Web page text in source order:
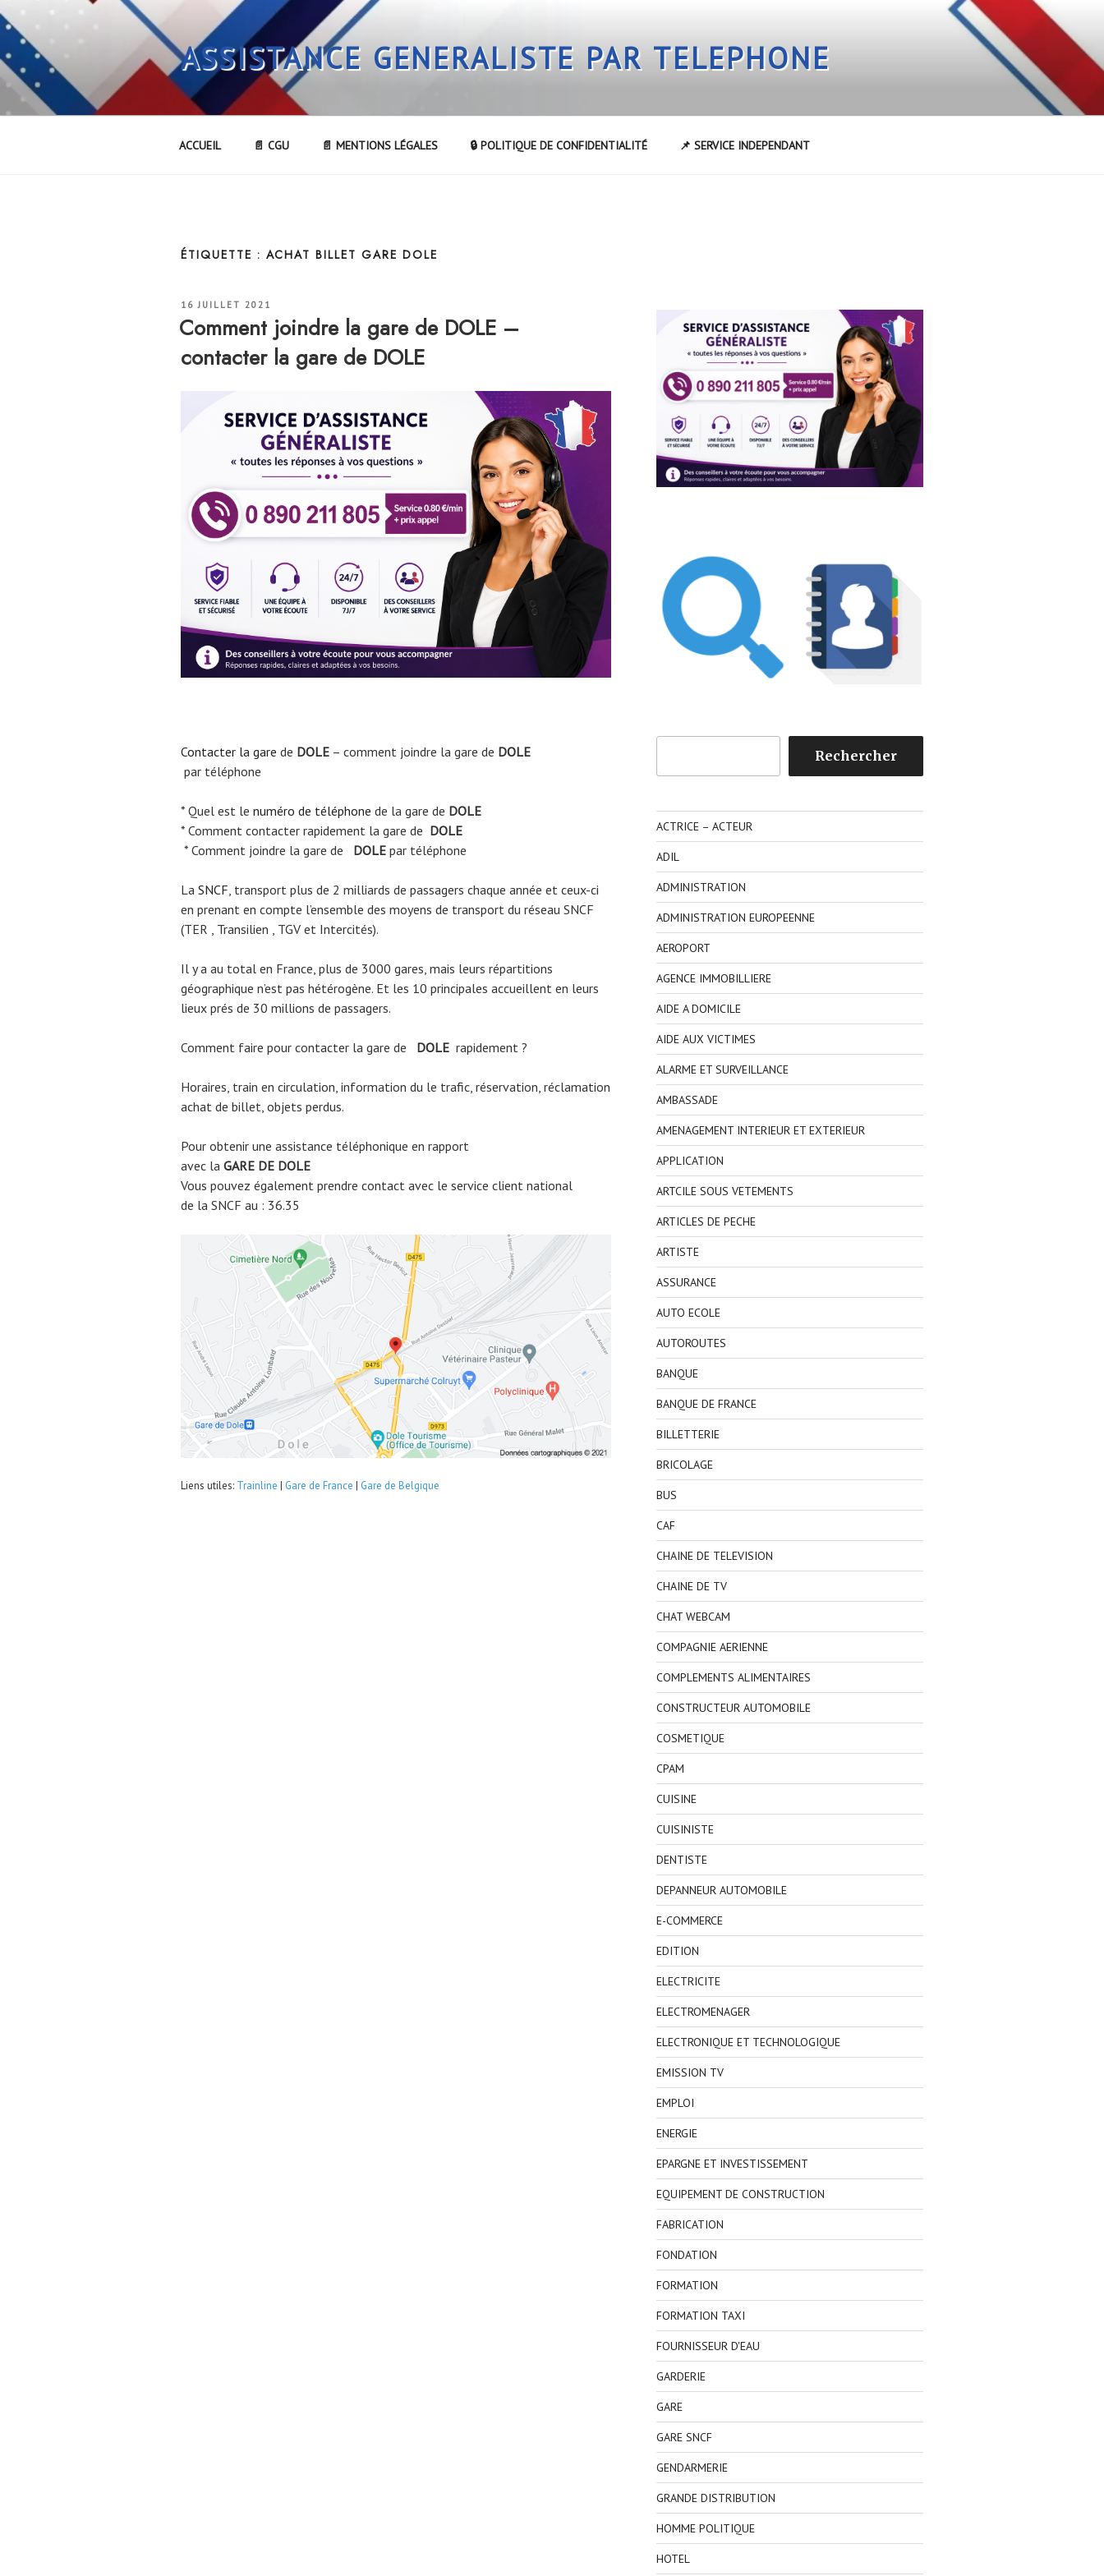
Aller
au
contenu
principal
ASSISTANCE GENERALISTE PAR TELEPHONE
ACCUEIL 📄 CGU 📄 MENTIONS LÉGALES 🔒 POLITIQUE DE CONFIDENTIALITÉ 📌 SERVICE INDEPENDANT
ÉTIQUETTE : ACHAT BILLET GARE DOLE
PUBLIÉ
16 JUILLET 2021
Comment joindre la gare de DOLE –
contacter la gare de DOLE
Contacter la gare de DOLE – comment joindre la gare de DOLE
par téléphone
* Quel est le numéro de téléphone de la gare de DOLE
* Comment contacter rapidement la gare de DOLE
* Comment joindre la gare de
DOLE par téléphone
La SNCF , transport plus de 2 milliards de passagers chaque année et ceux-ci
en prenant en compte l’ensemble des moyens de transport du réseau SNCF
(TER , Transilien , TGV et Intercités).
Il y a au total en France, plus de 3000 gares, mais leurs répartitions
géographique n’est pas hétérogène. Et les 10 principales accueillent en leurs
lieux prés de 30 millions de passagers.
Comment faire pour contacter la gare de DOLE rapidement ?
Horaires, train en circulation, information du le trafic, réservation, réclamation
achat de billet, objets perdus.
Pour obtenir une assistance téléphonique en rapport
avec la GARE DE DOLE
Vous pouvez également prendre contact avec le service client national
de la SNCF au : 36.35
Liens utiles: Trainline | Gare de France | Gare de Belgique
Rechercher
ACTRICE – ACTEUR
ADIL
ADMINISTRATION
ADMINISTRATION EUROPEENNE
AEROPORT
AGENCE IMMOBILLIERE
AIDE A DOMICILE
AIDE AUX VICTIMES
ALARME ET SURVEILLANCE
AMBASSADE
AMENAGEMENT INTERIEUR ET EXTERIEUR
APPLICATION
ARTCILE SOUS VETEMENTS
ARTICLES DE PECHE
ARTISTE
ASSURANCE
AUTO ECOLE
AUTOROUTES
BANQUE
BANQUE DE FRANCE
BILLETTERIE
BRICOLAGE
BUS
CAF
CHAINE DE TELEVISION
CHAINE DE TV
CHAT WEBCAM
COMPAGNIE AERIENNE
COMPLEMENTS ALIMENTAIRES
CONSTRUCTEUR AUTOMOBILE
COSMETIQUE
CPAM
CUISINE
CUISINISTE
DENTISTE
DEPANNEUR AUTOMOBILE
E-COMMERCE
EDITION
ELECTRICITE
ELECTROMENAGER
ELECTRONIQUE ET TECHNOLOGIQUE
EMISSION TV
EMPLOI
ENERGIE
EPARGNE ET INVESTISSEMENT
EQUIPEMENT DE CONSTRUCTION
FABRICATION
FONDATION
FORMATION
FORMATION TAXI
FOURNISSEUR D'EAU
GARDERIE
GARE
GARE SNCF
GENDARMERIE
GRANDE DISTRIBUTION
HOMME POLITIQUE
HOTEL